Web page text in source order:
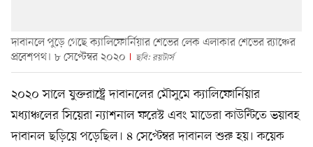
দাবানলে পুড়ে গেছে ক্যালিফোর্নিয়ার শেভের লেক এলাকার শেভের র‍্যাঞ্চের
প্রবেশপথ। ৮ সেপ্টেম্বর ২০২০
ছবি: রয়টার্স
২০২০ সালে যুক্তরাষ্ট্রে দাবানলের মৌসুমে ক্যালিফোর্নিয়ার
মধ্যাঞ্চলের সিয়েরা ন্যাশনাল ফরেস্ট এবং মাডেরা কাউন্টিতে ভয়াবহ
দাবানল ছড়িয়ে পড়েছিল। ৪ সেপ্টেম্বর দাবানল শুরু হয়। কয়েক